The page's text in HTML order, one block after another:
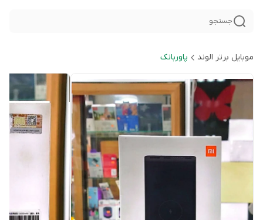
جستجو
موبایل برتر الوند پاوربانک